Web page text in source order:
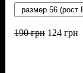
190грн 124 грн